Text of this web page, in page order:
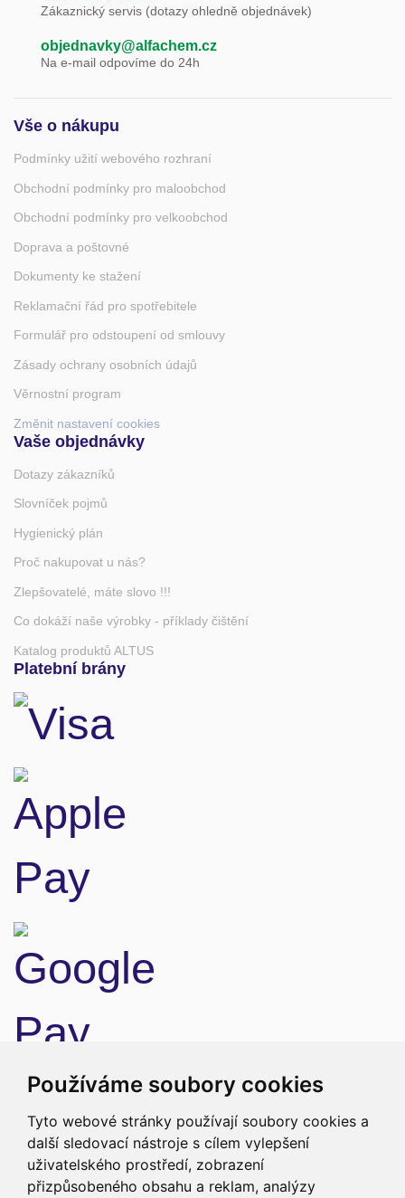
Používáme soubory cookies
Tyto webové stránky používají soubory cookies a
další sledovací nástroje s cílem vylepšení
uživatelského prostředí, zobrazení
přizpůsobeného obsahu a reklam, analýzy
Zákaznický servis (dotazy ohledně objednávek)
objednavky@alfachem.cz
Na e-mail odpovíme do 24h
Vše o nákupu
Podmínky užití webového rozhraní
Obchodní podmínky pro maloobchod
Obchodní podmínky pro velkoobchod
Doprava a poštovné
Dokumenty ke stažení
Reklamační řád pro spotřebitele
Formulář pro odstoupení od smlouvy
Zásady ochrany osobních údajů
Věrnostní program
Změnit nastavení cookies
Vaše objednávky
Dotazy zákazníků
Slovníček pojmů
Hygienický plán
Proč nakupovat u nás?
Zlepšovatelé, máte slovo !!!
Co dokáží naše výrobky - příklady čištění
Katalog produktů ALTUS
Platební brány
Doprava